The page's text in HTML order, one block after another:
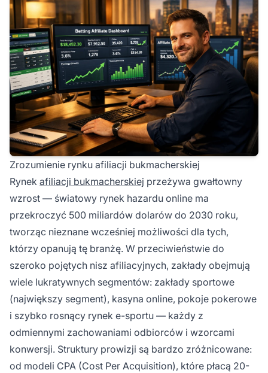
Zrozumienie rynku afiliacji bukmacherskiej
Rynek afiliacji bukmacherskiej przeżywa gwałtowny
wzrost — światowy rynek hazardu online ma
przekroczyć 500 miliardów dolarów do 2030 roku,
tworząc nieznane wcześniej możliwości dla tych,
którzy opanują tę branżę. W przeciwieństwie do
szeroko pojętych nisz afiliacyjnych, zakłady obejmują
wiele lukratywnych segmentów: zakłady sportowe
(największy segment), kasyna online, pokoje pokerowe
i szybko rosnący rynek e-sportu — każdy z
odmiennymi zachowaniami odbiorców i wzorcami
konwersji. Struktury prowizji są bardzo zróżnicowane:
od modeli CPA (Cost Per Acquisition), które płacą 20-